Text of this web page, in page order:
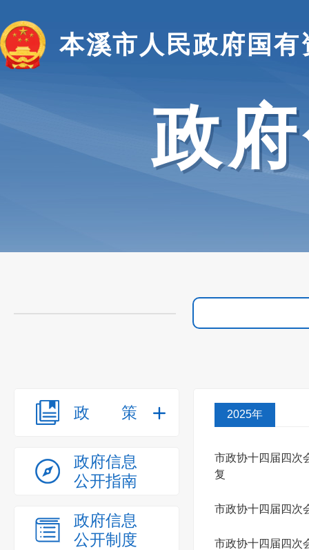
本溪市人民政府国
政
政策
政府信息
公开指南
政府信息
公开制度
2025年
市政协十四届四次
复
市政协十四届四次
市政协十四届四次